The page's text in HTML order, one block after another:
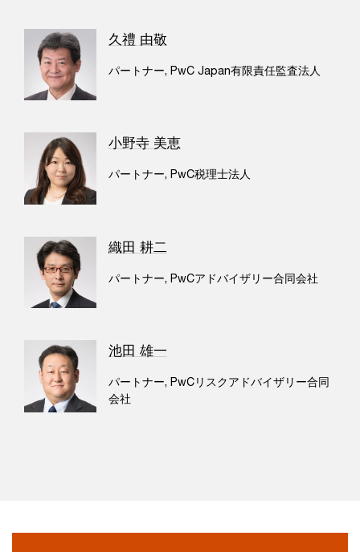
久禮 由敬
パートナー, PwC Japan有限責任監査法人
小野寺 美恵
パートナー, PwC税理士法人
織田 耕二
パートナー, PwCアドバイザリー合同会社
池田 雄一
パートナー, PwCリスクアドバイザリー合同
会社